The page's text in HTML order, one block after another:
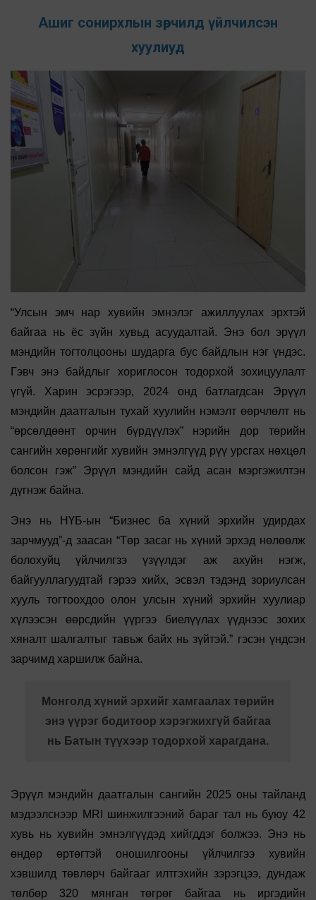
Ашиг сонирхлын зөрчилд үйлчилсэн
хуулиуд
“Улсын эмч нар хувийн эмнэлэг ажиллуулах эрхтэй
байгаа нь ёс зүйн хувьд асуудалтай. Энэ бол эрүүл
мэндийн тогтолцооны шударга бус байдлын нэг үндэс.
Гэвч энэ байдлыг хориглосон тодорхой зохицуулалт
үгүй. Харин эсрэгээр, 2024 онд батлагдсан Эрүүл
мэндийн даатгалын тухай хуулийн нэмэлт өөрчлөлт нь
“өрсөлдөөнт орчин бүрдүүлэх” нэрийн дор төрийн
сангийн хөрөнгийг хувийн эмнэлгүүд рүү урсгах нөхцөл
болсон гэж” Эрүүл мэндийн сайд асан мэргэжилтэн
дүгнэж байна.
Энэ нь НҮБ-ын “Бизнес ба хүний эрхийн удирдах
зарчмууд”-д заасан “Төр засаг нь хүний эрхэд нөлөөлж
болохуйц үйлчилгзэ үзүүлдэг аж ахуйн нэгж,
байгууллагуудтай гэрээ хийх, эсвэл тэдэнд зориулсан
хууль тогтоохдоо олон улсын хүний эрхийн хуулиар
хүлээсэн өөрсдийн үүргээ биелүүлах үүднээс зохих
хяналт шалгалтыг тавьж байх нь зүйтэй.” гэсэн үндсэн
зарчимд харшилж байна.
Монголд хүний эрхийг хамгаалах төрийн
энэ үүрэг бодитоор хэрэгжихгүй байгаа
нь Батын түүхээр тодорхой харагдана.
Эрүүл мэндийн даатгалын сангийн 2025 оны тайланд
мэдээлснээр MRI шинжилгээний бараг тал нь буюу 42
хувь нь хувийн эмнэлгүүдэд хийгддэг болжээ. Энэ нь
өндөр өртөгтэй оношилгооны үйлчилгээ хувийн
хэвшилд төвлөрч байгааг илтгэхийн зэрэгцээ, дундаж
төлбөр 320 мянган төгрөг байгаа нь иргэдийн